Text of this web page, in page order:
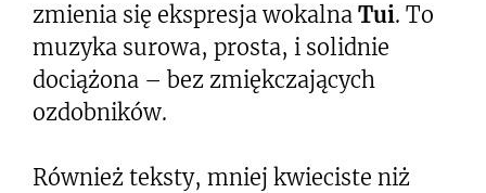
zmienia się ekspresja wokalna Tui. To
muzyka surowa, prosta, i solidnie
dociążona – bez zmiękczających
ozdobników.
Również teksty, mniej kwieciste niż